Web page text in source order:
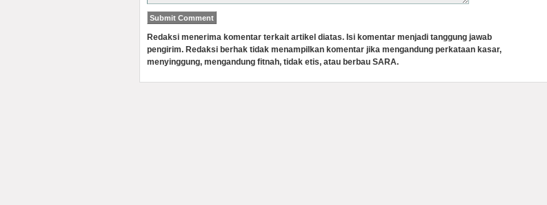
Redaksi menerima komentar terkait artikel diatas. Isi komentar menjadi tanggung jawab
pengirim. Redaksi berhak tidak menampilkan komentar jika mengandung perkataan kasar,
menyinggung, mengandung fitnah, tidak etis, atau berbau SARA.